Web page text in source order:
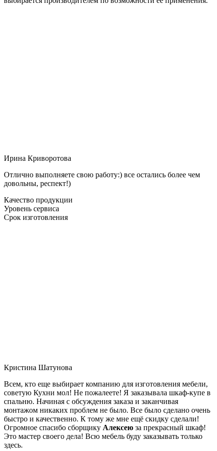
Ирина Криворотова
Отлично выполняете свою работу:) все остались более чем
довольны, респект!)
Качество продукции
Уровень сервиса
Срок изготовления
Кристина Шатунова
Всем, кто еще выбирает компанию для изготовления мебели,
советую Кухни мол! Не пожалеете! Я заказывала шкаф-купе в
спальню. Начиная с обсуждения заказа и заканчивая
монтажом никаких проблем не было. Все было сделано очень
быстро и качественно. К тому же мне ещё скидку сделали!
Огромное спасибо сборщику Алексею за прекрасный шкаф!
Это мастер своего дела! Всю мебель буду заказывать только
здесь.